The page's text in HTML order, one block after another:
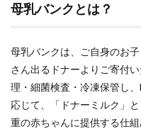
母乳バンクとは？
母乳バンクは、ご自身のお
さん出るドナーよりご寄付
理・細菌検査・冷凍保管し
応じて、「ドナーミルク」
重の赤ちゃんに提供する仕組